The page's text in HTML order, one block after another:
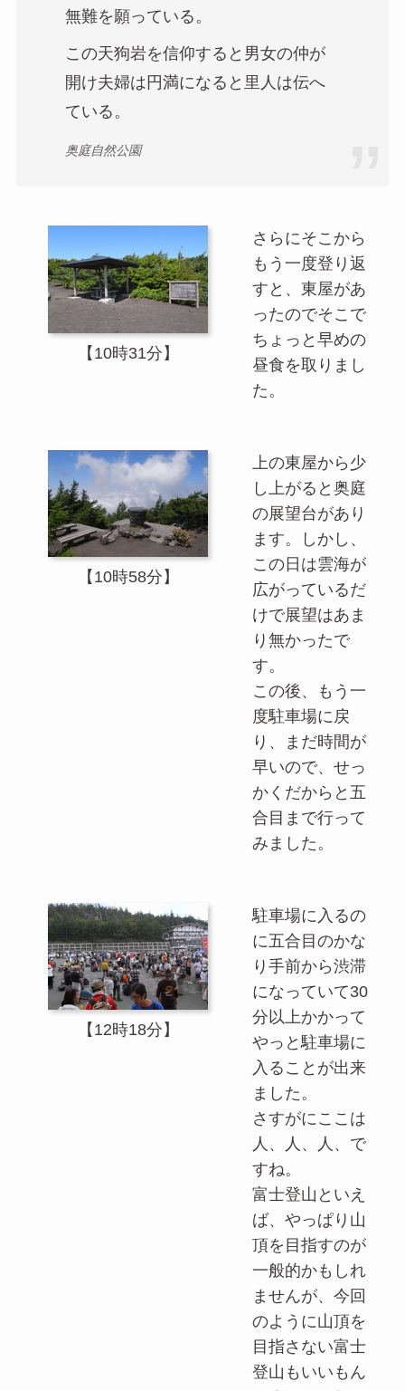
無難を願っている。
この天狗岩を信仰すると男女の仲が
開け夫婦は円満になると里人は伝へ
ている。
奥庭自然公園
【10時31分】
さらにそこから
もう一度登り返
すと、東屋があ
ったのでそこで
ちょっと早めの
昼食を取りまし
た。
【10時58分】
上の東屋から少
し上がると奥庭
の展望台があり
ます。しかし、
この日は雲海が
広がっているだ
けで展望はあま
り無かったで
す。
この後、もう一
度駐車場に戻
り、まだ時間が
早いので、せっ
かくだからと五
合目まで行って
みました。
【12時18分】
駐車場に入るの
に五合目のかな
り手前から渋滞
になっていて30
分以上かかって
やっと駐車場に
入ることが出来
ました。
さすがにここは
人、人、人、で
すね。
富士登山といえ
ば、やっぱり山
頂を目指すのが
一般的かもしれ
ませんが、今回
のように山頂を
目指さない富士
登山もいいもん